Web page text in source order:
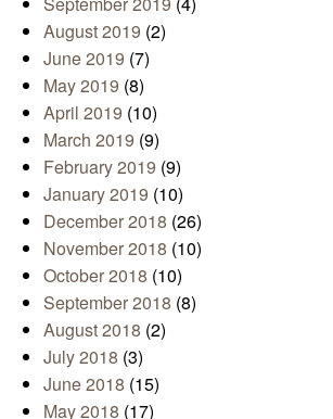
August 2019 (2)
June 2019 (7)
May 2019 (8)
April 2019 (10)
March 2019 (9)
February 2019 (9)
January 2019 (10)
December 2018 (26)
November 2018 (10)
October 2018 (10)
September 2018 (8)
August 2018 (2)
July 2018 (3)
June 2018 (15)
May 2018 (17)